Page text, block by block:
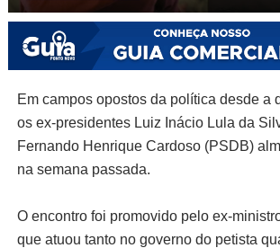
Em campos opostos da política desde a
os ex-presidentes Luiz Inácio Lula da
Fernando Henrique Cardoso (PSDB)
na semana passada.
O encontro foi promovido pelo ex-
que atuou tanto no governo do petista